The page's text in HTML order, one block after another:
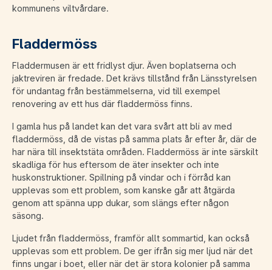
kommunens viltvårdare.
Fladdermöss
Fladdermusen är ett fridlyst djur. Även boplatserna och
jaktreviren är fredade. Det krävs tillstånd från Länsstyrelsen
för undantag från bestämmelserna, vid till exempel
renovering av ett hus där fladdermöss finns.
I gamla hus på landet kan det vara svårt att bli av med
fladdermöss, då de vistas på samma plats år efter år, där de
har nära till insektstäta områden. Fladdermöss är inte särskilt
skadliga för hus eftersom de äter insekter och inte
huskonstruktioner. Spillning på vindar och i förråd kan
upplevas som ett problem, som kanske går att åtgärda
genom att spänna upp dukar, som slängs efter någon
säsong.
Ljudet från fladdermöss, framför allt sommartid, kan också
upplevas som ett problem. De ger ifrån sig mer ljud när det
finns ungar i boet, eller när det är stora kolonier på samma